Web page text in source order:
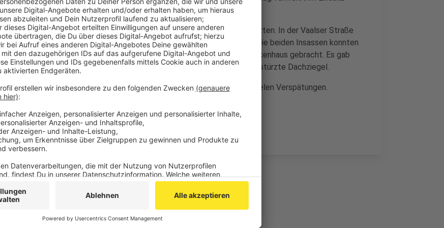
gewesen.
Laut Polizei gab es insgesamt 57 Einsätze mit neun leicht Verletzten. In der Vaalser Straße
wurden zwei Menschen verletzt, weil ein Baum auf ein Auto fiel. Die beiden Insassen konnten
das Auto noch selbständig verlassen und wurden danach ins Krankenhaus gebracht. Es gab
mehrere umgestürzte Bäume, lose Fassadenteile und heruntergestürzte Dachziegel.
Auch der Bahnverkehr war vom Sturm betroffen und es kam zu vielen Verspätungen.